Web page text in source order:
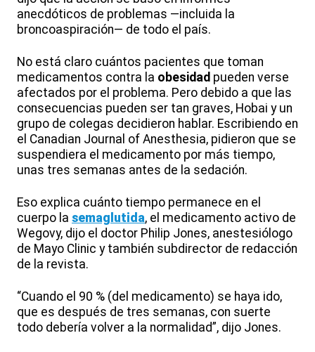
anecdóticos de problemas —incluida la
broncoaspiración— de todo el país.
No está claro cuántos pacientes que toman
medicamentos contra la obesidad pueden verse
afectados por el problema. Pero debido a que las
consecuencias pueden ser tan graves, Hobai y un
grupo de colegas decidieron hablar. Escribiendo en
el Canadian Journal of Anesthesia, pidieron que se
suspendiera el medicamento por más tiempo,
unas tres semanas antes de la sedación.
Eso explica cuánto tiempo permanece en el
cuerpo la semaglutida, el medicamento activo de
Wegovy, dijo el doctor Philip Jones, anestesiólogo
de Mayo Clinic y también subdirector de redacción
de la revista.
“Cuando el 90 % (del medicamento) se haya ido,
que es después de tres semanas, con suerte
todo debería volver a la normalidad”, dijo Jones.